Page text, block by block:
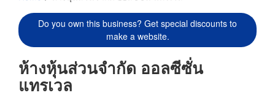
Do you own this business? Get special discounts to
make a website.
ห้างหุ้นส่วนจำกัด ออลซีซั่น
แทรเวล